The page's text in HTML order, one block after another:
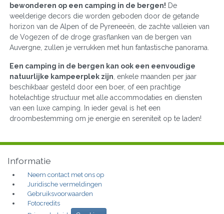
bewonderen op een camping in de bergen! De
weelderige decors die worden geboden door de getande
horizon van de Alpen of de Pyreneeën, de zachte valleien van
de Vogezen of de droge grasflanken van de bergen van
Auvergne, zullen je verrukken met hun fantastische panorama.
Een camping in de bergen kan ook een eenvoudige
natuurlijke kampeerplek zijn , enkele maanden per jaar
beschikbaar gesteld door een boer, of een prachtige
hotelachtige structuur met alle accommodaties en diensten
van een luxe camping. In ieder geval is het een
droombestemming om je energie en sereniteit op te laden!
Informatie
Neem contact met ons op
Juridische vermeldingen
Gebruiksvoorwaarden
Fotocredits